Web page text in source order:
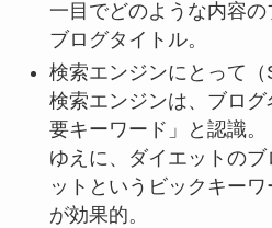
一目でどのような内容
ブログタイトル。
検索エンジンにとって
検索エンジンは、ブロ
要キーワード」と認識。
ゆえに、ダイエットの
ットというビックキー
が効果的。